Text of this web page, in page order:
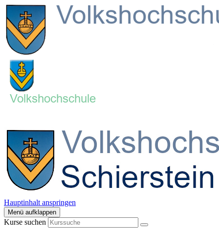
Hauptinhalt anspringen
Menü aufklappen
Kurse suchen